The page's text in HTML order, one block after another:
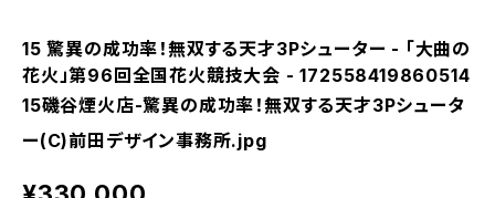
15 驚異の成功率！無双する天才3Pシューター - 「大曲の
花火」第96回全国花火競技大会 - 172558419860514
15磯谷煙火店-驚異の成功率！無双する天才3Pシュータ
ー(C)前田デザイン事務所.jpg